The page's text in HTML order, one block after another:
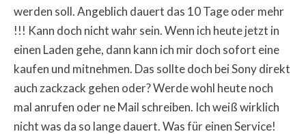
werden soll. Angeblich dauert das 10 Tage oder mehr
!!! Kann doch nicht wahr sein. Wenn ich heute jetzt in
einen Laden gehe, dann kann ich mir doch sofort eine
kaufen und mitnehmen. Das sollte doch bei Sony direkt
auch zackzack gehen oder? Werde wohl heute noch
mal anrufen oder ne Mail schreiben. Ich weiß wirklich
nicht was da so lange dauert. Was für einen Service!